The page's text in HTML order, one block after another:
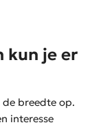
kun je er
de breedte op.
interesse